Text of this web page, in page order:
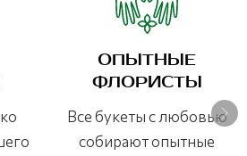
ОПЫТНЫЕ
ФЛОРИСТЫ
Все букеты с любовью
собирают опытные